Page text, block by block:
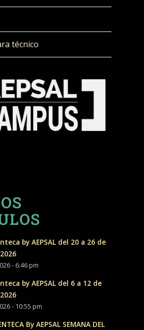
técnico
by AEPSAL del 20 a 26 de
- 6:46 pm
by AEPSAL del 6 a 12 de
- 10:55 pm
By AEPSAL SEMANA DEL